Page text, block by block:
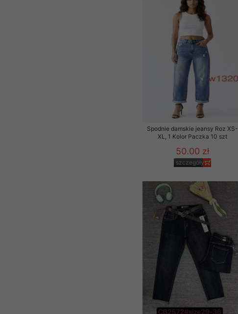
Spodnie damskie jeansy Roz XS-
XL, 1 Kolor Paczka 10 szt
50.00 zł
szczegóły